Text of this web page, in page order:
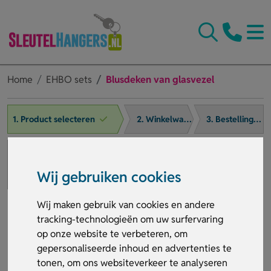
Wij gebruiken cookies
Wij maken gebruik van cookies en andere
tracking-technologieën om uw surfervaring
op onze website te verbeteren, om
gepersonaliseerde inhoud en advertenties te
tonen, om ons websiteverkeer te analyseren
Home EHBO sets Blusdeken van glasvezel
1. Product selecteren 2. Winkelwagen 3. Bestelling afronden